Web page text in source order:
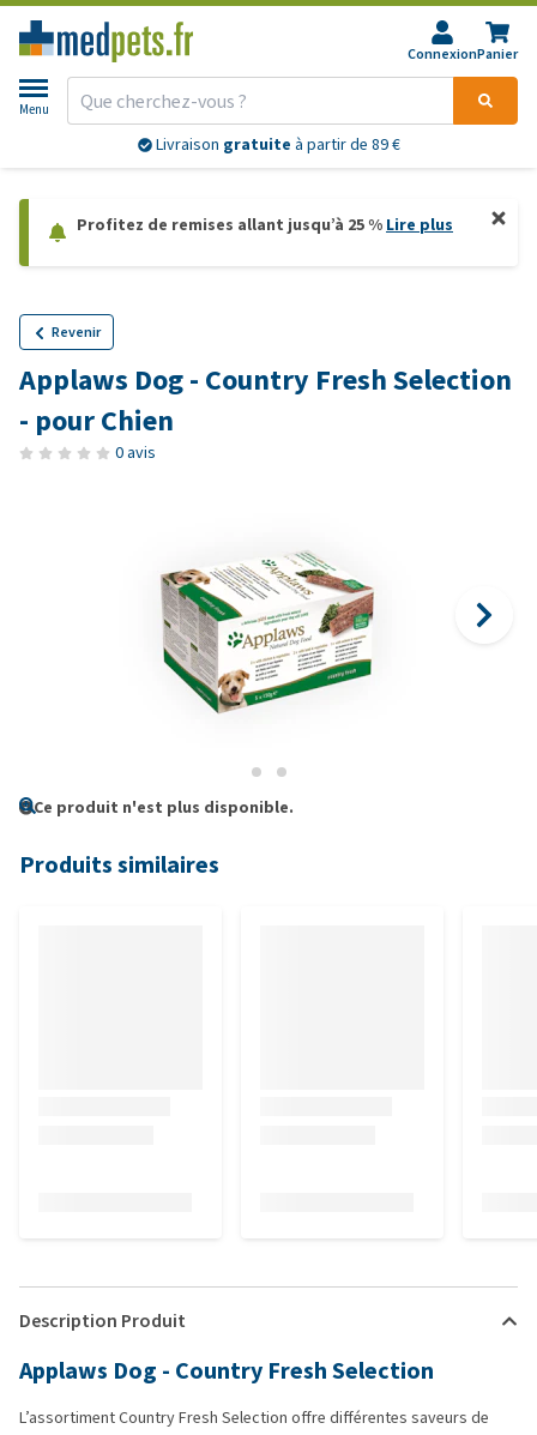
ConnexionPanier
Menu
Livraison gratuite à partir de 89 €
Profitez de remises allant jusqu’à 25 % Lire plus
Revenir
Applaws Dog - Country Fresh Selection
- pour Chien
0 avis
Ce produit n'est plus disponible.
Produits similaires
Description Produit
Applaws Dog - Country Fresh Selection
L’assortiment Country Fresh Selection offre différentes saveurs de